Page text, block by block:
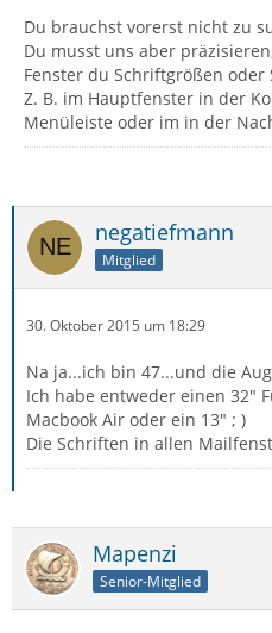
Du brauchst vorerst nicht zu
Du musst uns aber
Fenster du Schriftgrößen
Z. B. im Hauptfenster in der
Menüleiste oder im in der
negatiefmann
Mitglied
30. Oktober 2015 um 18:29
Na ja...ich bin 47...und die
Ich habe entweder einen 32"
Macbook Air oder ein 13" ; )
Die Schriften in allen
Mapenzi
Senior-Mitglied